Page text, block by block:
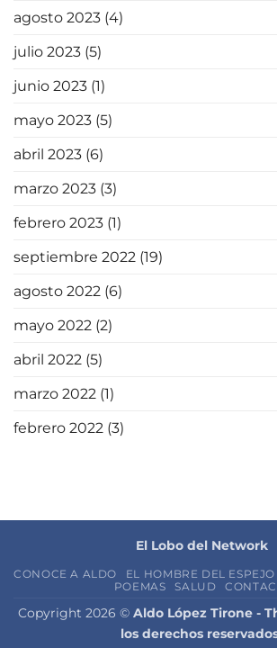
agosto 2023 (4)
julio 2023 (5)
junio 2023 (1)
mayo 2023 (5)
abril 2023 (6)
marzo 2023 (3)
febrero 2023 (1)
septiembre 2022 (19)
agosto 2022 (6)
mayo 2022 (2)
abril 2022 (5)
marzo 2022 (1)
febrero 2022 (3)
El Lobo del Network
CONOCE A ALDO EL HOMBRE DEL ESPEJO
POEMAS
SALUD
Copyright 2026 © Aldo López Tirone -
los derechos